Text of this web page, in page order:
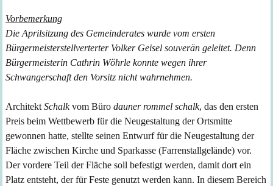
Vorbemerkung
Die Aprilsitzung des Gemeinderates wurde vom ersten
Bürgermeisterstellverterter Volker Geisel souverän geleitet. Denn
Bürgermeisterin Cathrin Wöhrle konnte wegen ihrer
Schwangerschaft den Vorsitz nicht wahrnehmen.
Architekt Schalkvom Büro dauner rommel schalk, das den ersten
Preis beim Wettbewerb für die Neugestaltung der Ortsmitte
gewonnen hatte, stellte seinen Entwurf für die Neugestaltung der
Fläche zwischen Kirche und Sparkasse (Farrenstallgelände) vor.
Der vordere Teil der Fläche soll befestigt werden, damit dort ein
Platz entsteht, der für Feste genutzt werden kann. In diesem Bereich